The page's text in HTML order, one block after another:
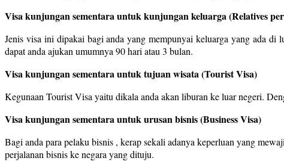
Visa kunjungan sementara untuk kunjungan keluarga (Relatives
Jenis visa ini dipakai bagi anda yang mempunyai keluarga yang ada
dapat anda ajukan umumnya 90 hari atau 3 bulan.
Visa kunjungan sementara untuk tujuan wisata (Tourist Visa)
Kegunaan Tourist Visa yaitu dikala anda akan liburan ke luar negeri.
Visa kunjungan sementara untuk urusan bisnis (Business Visa)
Bagi anda para pelaku bisnis , kerap sekali adanya keperluan yang
perjalanan bisnis ke negara yang dituju.